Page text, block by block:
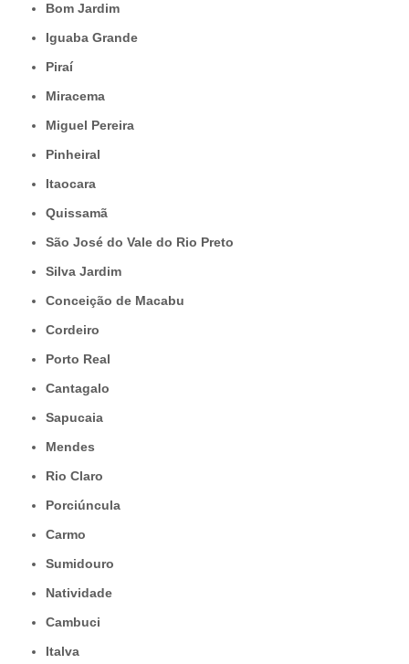
Bom Jardim
Iguaba Grande
Piraí
Miracema
Miguel Pereira
Pinheiral
Itaocara
Quissamã
São José do Vale do Rio Preto
Silva Jardim
Conceição de Macabu
Cordeiro
Porto Real
Cantagalo
Sapucaia
Mendes
Rio Claro
Porciúncula
Carmo
Sumidouro
Natividade
Cambuci
Italva